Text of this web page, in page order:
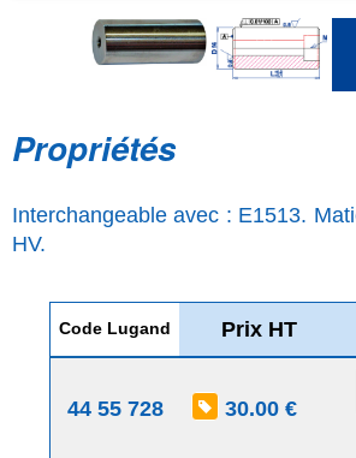
Propriétés
Interchangeable avec : E1513.
HV.
Code Lugand Prix HT
44 55 728 30.00 €